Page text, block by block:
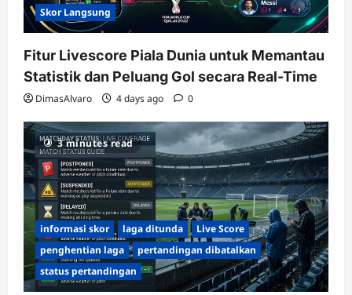
Skor Langsung
Fitur Livescore Piala Dunia untuk Memantau
Statistik dan Peluang Gol secara Real-Time
DimasAlvaro 4 days ago 0
3 minutes read
informasi skor laga ditunda
Live Score
penghentian laga
pertandingan dibatalkan
status pertandingan